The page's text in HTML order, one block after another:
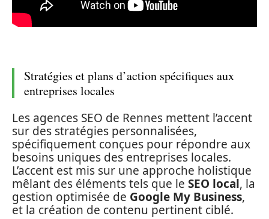
Stratégies et plans d’action spécifiques aux
entreprises locales
Les agences SEO de Rennes mettent l’accent
sur des stratégies personnalisées,
spécifiquement conçues pour répondre aux
besoins uniques des entreprises locales.
L’accent est mis sur une approche holistique
mêlant des éléments tels que le SEO local, la
gestion optimisée de Google My Business,
et la création de contenu pertinent ciblé.